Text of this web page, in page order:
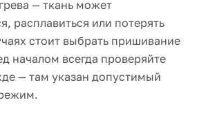
— ткань может
расплавиться или потерять
стоит выбрать пришивание
началом всегда проверяйте
— там указан допустимый